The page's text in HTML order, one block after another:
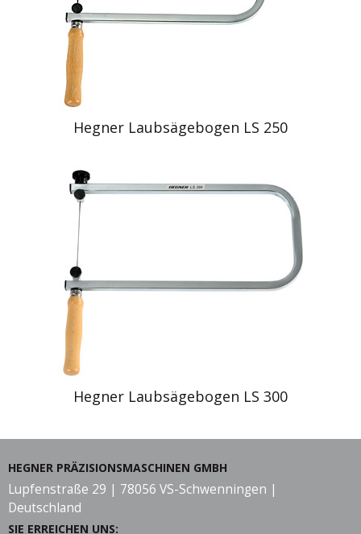
Hegner Laubsägebogen LS 250
Hegner Laubsägebogen LS 300
HEGNER PRÄZISIONSMASCHINEN GMBH
Lupfenstraße 29 | 78056 VS-Schwenningen |
Deutschland
SIE ERREICHEN UNS: